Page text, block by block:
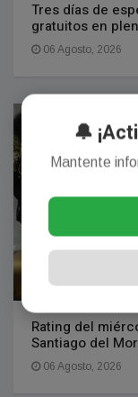
Tres días de
gratuitos en
06 Agosto, 2026
Rating del
Santiago del
06 Agosto, 2026
🔔
Mantente